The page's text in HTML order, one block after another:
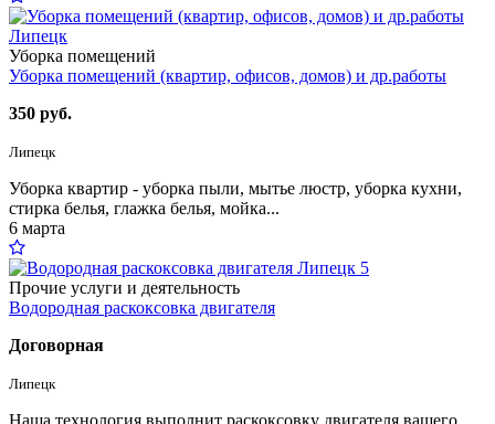
Уборка помещений
Уборка помещений (квартир, офисов, домов) и др.работы
350 руб.
Липецк
Уборка квартир - уборка пыли, мытье люстр, уборка кухни,
стирка белья, глажка белья, мойка...
6 марта
5
Прочие услуги и деятельность
Водородная раскоксовка двигателя
Договорная
Липецк
Наша технология выполнит раскоксовку двигателя вашего